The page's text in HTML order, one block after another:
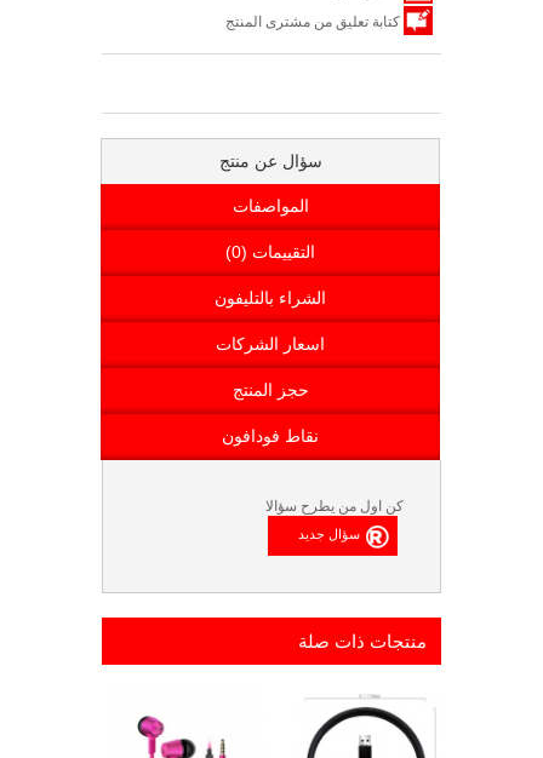
كتابة تعليق من مشترى المنتج
سؤال عن منتج
المواصفات
التقييمات (0)
الشراء بالتليفون
اسعار الشركات
حجز المنتج
نقاط فودافون
كن اول من يطرح سؤالا
منتجات ذات صلة